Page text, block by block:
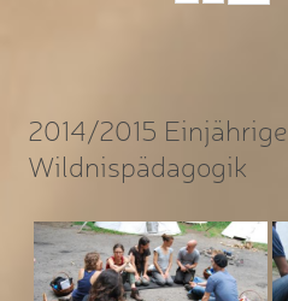
2014/2015 Einjährige
Wildnispädagogik